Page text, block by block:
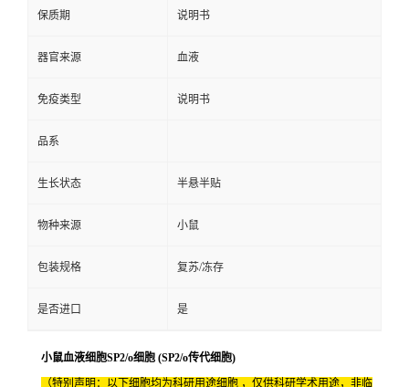
保质期 说明书
器官来源 血液
免疫类型 说明书
品系
生长状态 半悬半贴
物种来源 小鼠
包装规格 复苏/冻存
是否进口 是
小鼠血液细胞SP2/o细胞 (SP2/o传代细胞)
（特别声明：以下细胞均为科研用途细胞 ，仅供科研学术用途，非临